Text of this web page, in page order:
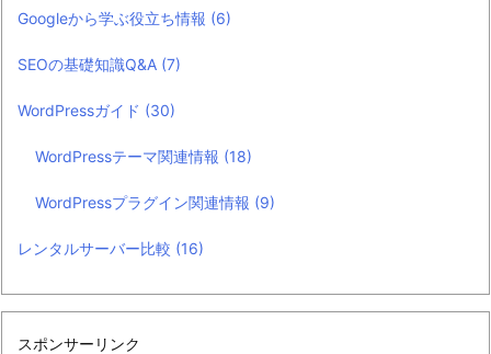
Googleから学ぶ役立ち情報 (6)
SEOの基礎知識Q&A (7)
WordPressガイド (30)
WordPressテーマ関連情報 (18)
WordPressプラグイン関連情報 (9)
レンタルサーバー比較 (16)
スポンサーリンク